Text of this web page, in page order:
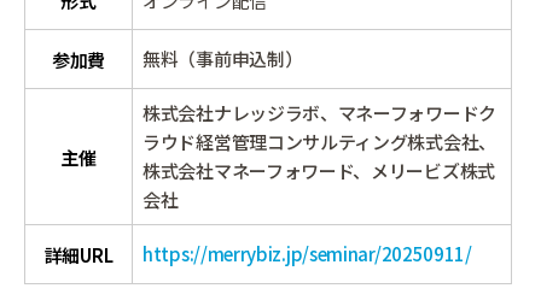
参加費 無料（事前申込制）
主催
株式会社ナレッジラボ、マネーフォワードク
ラウド経営管理コンサルティング株式会社、
株式会社マネーフォワード、メリービズ株式
会社
詳細URL https://merrybiz.jp/seminar/20250911/